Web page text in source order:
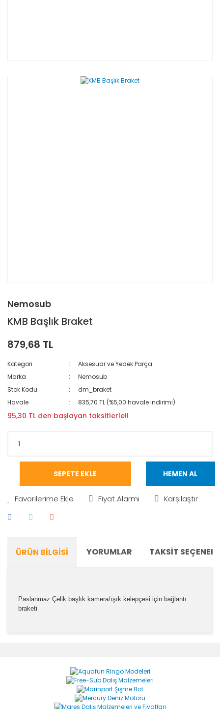
Nemosub
KMB Başlık Braket
879,68 TL
Kategori
Aksesuar ve Yedek Parça
Marka
Nemosub
Stok Kodu
dm_braket
Havale
835,70 TL (%5,00 havale indirimi)
95,30 TL den başlayan taksitlerle!!
SEPETE EKLE HEMEN AL
Fiyat Alarmı Karşılaştır
ÜRÜN BILGISI YORUMLAR TAKSIT
Paslanmaz Çelik başlık kamera/ışık kelepçesi için bağlantı
braketi
Yorum Yaz
Ürün resmi kalitesiz, bozuk veya görüntülenemiyor.
Ürün açıklamasında eksik bilgiler bulunuyor.